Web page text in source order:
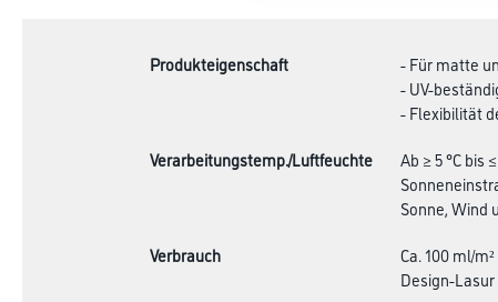
Produkteigenschaft
- Für matte
- UV-
- Flexibilität
Verarbeitungstemp./Luftfeuchte
Ab ≥ 5 °C
Sonne, Wind
Verbrauch
Ca. 100 ml/
Design-